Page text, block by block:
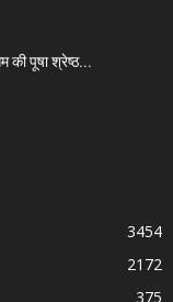
की पूषा श्रेष्ठ...
3454
2172
375